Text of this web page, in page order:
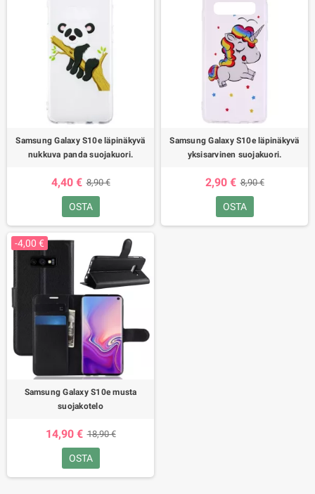
Samsung Galaxy S10e läpinäkyvä
nukkuva panda suojakuori.
4,40 € 8,90 €
OSTA
Samsung Galaxy S10e läpinäkyvä
yksisarvinen suojakuori.
2,90 € 8,90 €
OSTA
-4,00 €
Samsung Galaxy S10e musta
suojakotelo
14,90 € 18,90 €
OSTA